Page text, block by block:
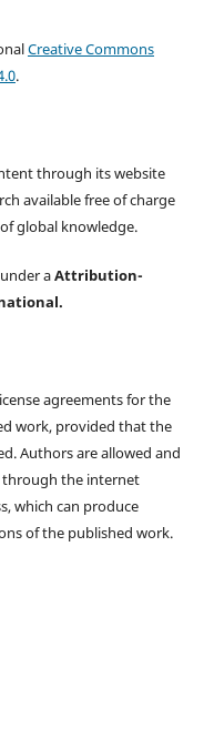
Creative Commons
.
through its website
available free of charge
global knowledge.
aAttribution-
agreements for the
work, provided that the
Authors are allowed and
through the internet
which can produce
of the published work.